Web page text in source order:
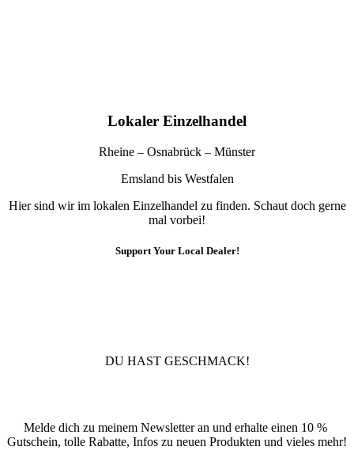
Lokaler Einzelhandel
Rheine – Osnabrück – Münster
Emsland bis Westfalen
Hier sind wir im lokalen Einzelhandel zu finden. Schaut doch gerne
mal vorbei!
Support Your Local Dealer!
DU HAST GESCHMACK!
Melde dich zu meinem Newsletter an und erhalte einen 10 %
Gutschein, tolle Rabatte, Infos zu neuen Produkten und vieles mehr!